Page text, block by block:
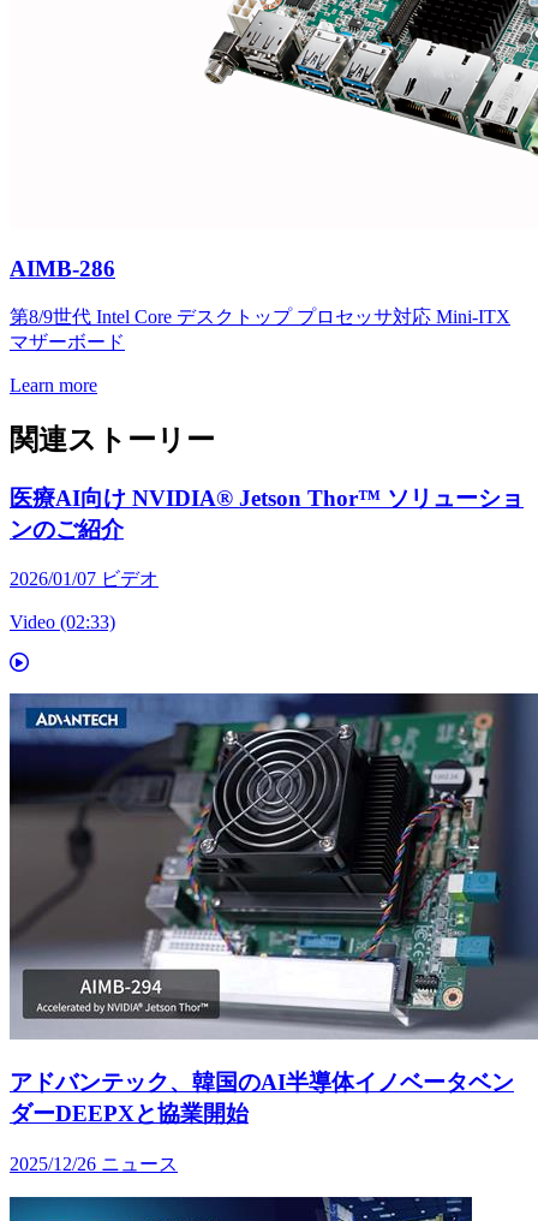
AIMB-286
第8/9世代 Intel Core デスクトップ プロセッサ対応 Mini-ITX
マザーボード
Learn more
関連ストーリー
医療AI向け NVIDIA® Jetson Thor™ ソリューショ
ンのご紹介
2026/01/07 ビデオ
Video (02:33)
アドバンテック、韓国のAI半導体イノベータベン
ダーDEEPXと協業開始
2025/12/26 ニュース